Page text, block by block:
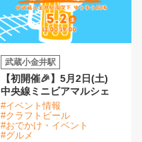
武蔵小金井駅
【初開催🎉】5月2日(土)
中央線ミニビアマルシェ
#イベント情報
#クラフトビール
#おでかけ・イベント
#グルメ